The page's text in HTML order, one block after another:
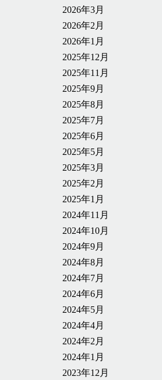
2026年3月
2026年2月
2026年1月
2025年12月
2025年11月
2025年9月
2025年8月
2025年7月
2025年6月
2025年5月
2025年3月
2025年2月
2025年1月
2024年11月
2024年10月
2024年9月
2024年8月
2024年7月
2024年6月
2024年5月
2024年4月
2024年2月
2024年1月
2023年12月